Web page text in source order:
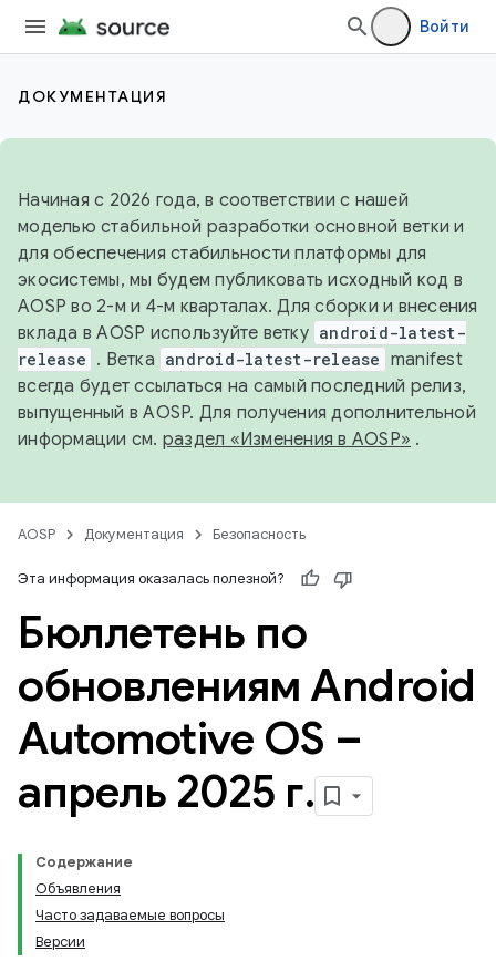
Войти
ДОКУМЕНТАЦИЯ
Начиная с 2026 года, в соответствии с нашей
моделью стабильной разработки основной ветки и
для обеспечения стабильности платформы для
экосистемы, мы будем публиковать исходный код в
AOSP во 2-м и 4-м кварталах. Для сборки и внесения
вклада в AOSP используйте ветку android-latest-
release . Ветка android-latest-release manifest
всегда будет ссылаться на самый последний релиз,
выпущенный в AOSP. Для получения дополнительной
информации см. раздел «Изменения в AOSP» .
AOSP Документация Безопасность
Эта информация оказалась полезной?
Бюллетень по
обновлениям Android
Automotive OS –
апрель 2025 г.
Содержание
Объявления
Часто задаваемые вопросы
Версии